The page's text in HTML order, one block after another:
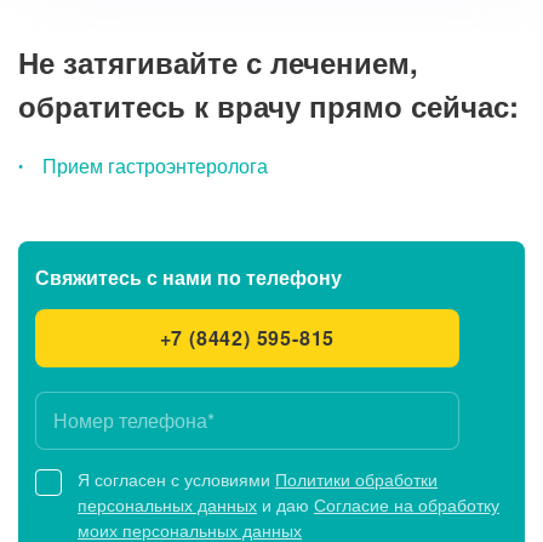
Не затягивайте с лечением,
обратитесь к врачу прямо сейчас:
Прием гастроэнтеролога
Свяжитесь с нами по телефону
+7 (8442) 595-815
Я согласен с условиями Политики обработки
персональных данных и даю Согласие на обработку
моих персональных данных